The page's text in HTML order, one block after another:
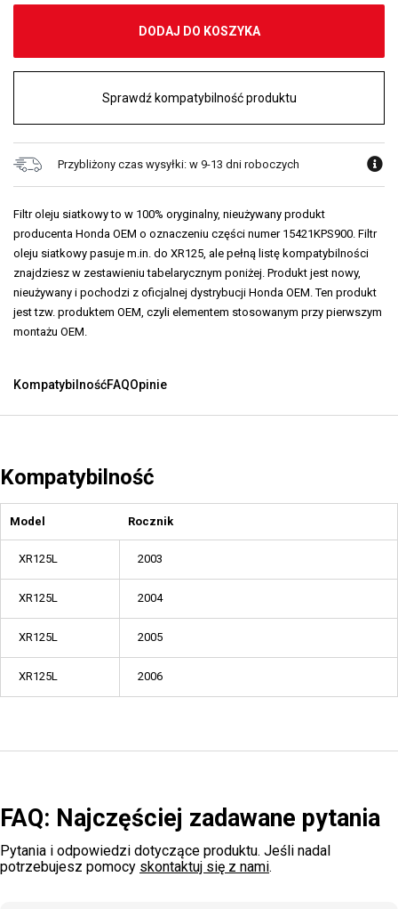
DODAJ DO KOSZYKA
Sprawdź kompatybilność produktu
Przybliżony czas wysyłki: w 9-13 dni roboczych
Filtr oleju siatkowy to w 100% oryginalny, nieużywany produkt
producenta Honda OEM o oznaczeniu części numer 15421KPS900. Filtr
oleju siatkowy pasuje m.in. do XR125, ale pełną listę kompatybilności
znajdziesz w zestawieniu tabelarycznym poniżej. Produkt jest nowy,
nieużywany i pochodzi z oficjalnej dystrybucji Honda OEM. Ten produkt
jest tzw. produktem OEM, czyli elementem stosowanym przy pierwszym
montażu OEM.
KompatybilnośćFAQOpinie
Kompatybilność
Model Rocznik
XR125L 2003
XR125L 2004
XR125L 2005
XR125L 2006
FAQ: Najczęściej zadawane pytania
Pytania i odpowiedzi dotyczące produktu. Jeśli nadal
potrzebujesz pomocy skontaktuj się z nami.